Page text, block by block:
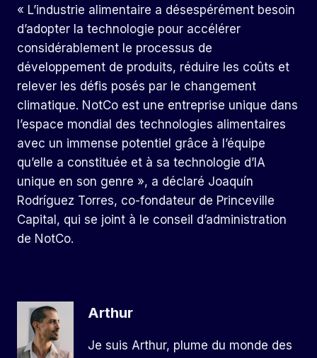
« L’industrie alimentaire a désespérément besoin
d’adopter la technologie pour accélérer
considérablement le processus de
développement de produits, réduire les coûts et
relever les défis posés par le changement
climatique. NotCo est une entreprise unique dans
l’espace mondial des technologies alimentaires
avec un immense potentiel grâce à l’équipe
qu’elle a constituée et à sa technologie d’IA
unique en son genre », a déclaré Joaquín
Rodríguez Torres, co-fondateur de Princeville
Capital, qui se joint à le conseil d’administration
de NotCo.
Arthur
Je suis Arthur, plume du monde des